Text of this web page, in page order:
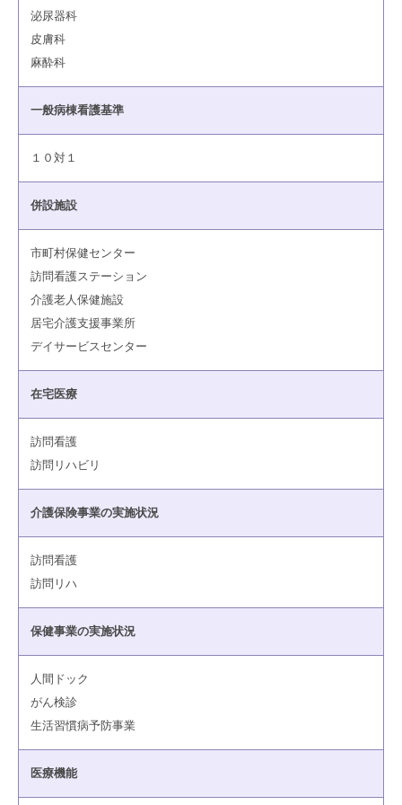
泌尿器科
皮膚科
麻酔科
一般病棟看護基準
１０対１
併設施設
市町村保健センター
訪問看護ステーション
介護老人保健施設
居宅介護支援事業所
デイサービスセンター
在宅医療
訪問看護
訪問リハビリ
介護保険事業の実施状況
訪問看護
訪問リハ
保健事業の実施状況
人間ドック
がん検診
生活習慣病予防事業
医療機能